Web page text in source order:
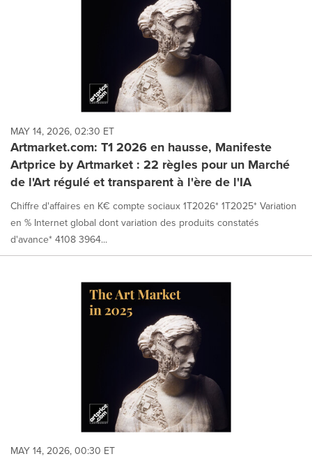
MAY 14, 2026, 02:30 ET
Artmarket.com: T1 2026 en hausse, Manifeste
Artprice by Artmarket : 22 règles pour un Marché
de l'Art régulé et transparent à l'ère de l'IA
Chiffre d'affaires en K€ compte sociaux 1T2026* 1T2025* Variation
en % Internet global dont variation des produits constatés
d'avance* 4108 3964...
MAY 14, 2026, 00:30 ET